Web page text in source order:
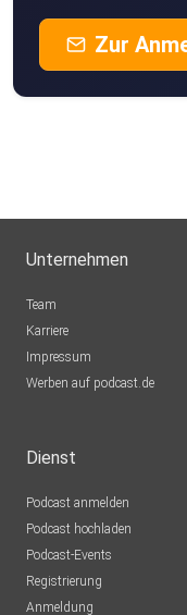
Münster
uaeyejih
Zur
Unternehmen
Team
Karriere
Impressum
Werben auf podcast.de
Dienst
Podcast anmelden
Podcast hochladen
Podcast-Events
Registrierung
Anmeldung